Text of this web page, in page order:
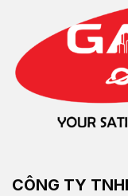
CÔNG TY